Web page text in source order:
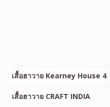
เสื้อฮาวาย Kearney House 4
เสื้อฮาวาย CRAFT INDIA